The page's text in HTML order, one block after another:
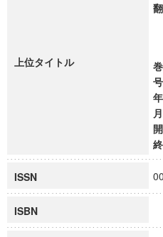
上位タイトル 巻
号
年
月
ISSN
ISBN